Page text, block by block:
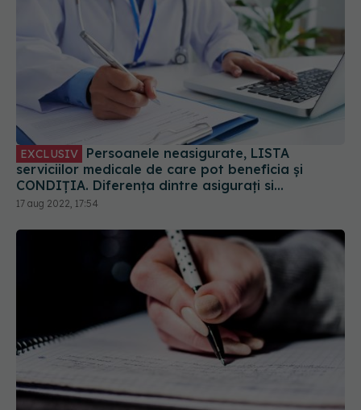
EXCLUSIV
serviciilor medicale de care pot beneficia și
CONDIȚIA. Diferența dintre asigurați si
neasigurați. CNAS: 50 de lei pe persoană pe an
17 aug 2022, 17:54